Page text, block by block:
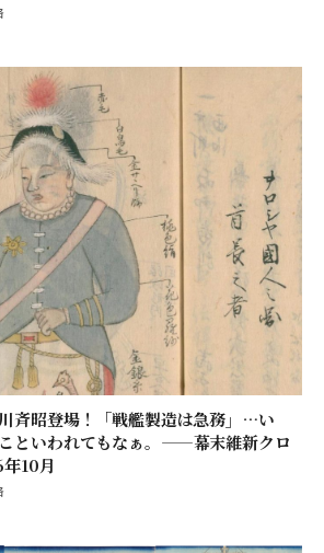
斉昭登場！「戦艦製造は急務」…い
といわれてもなぁ。——幕末維新クロ
10月